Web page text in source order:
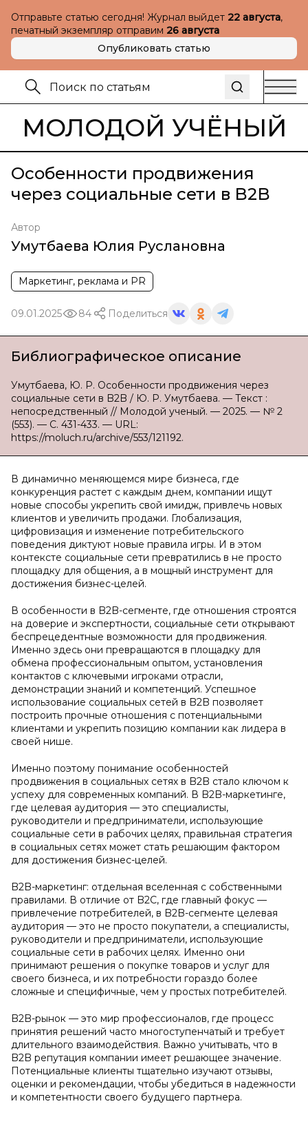
Отправьте статью сегодня! Журнал выйдет 22 августа,
печатный экземпляр отправим 26 августа
Опубликовать статью
МОЛОДОЙ УЧЁНЫЙ
Особенности продвижения
через социальные сети в B2B
Автор
Умутбаева Юлия Руслановна
Маркетинг, реклама и PR
09.01.2025 84 Поделиться
Библиографическое описание
Умутбаева, Ю. Р. Особенности продвижения через
социальные сети в B2B / Ю. Р. Умутбаева. — Текст :
непосредственный // Молодой ученый. — 2025. — № 2
(553). — С. 431-433. — URL:
https://moluch.ru/archive/553/121192.
В динамично меняющемся мире бизнеса, где
конкуренция растет с каждым днем, компании ищут
новые способы укрепить свой имидж, привлечь новых
клиентов и увеличить продажи. Глобализация,
цифровизация и изменение потребительского
поведения диктуют новые правила игры. И в этом
контексте социальные сети превратились в не просто
площадку для общения, а в мощный инструмент для
достижения бизнес-целей.
В особенности в B2B-сегменте, где отношения строятся
на доверие и экспертности, социальные сети открывают
беспрецедентные возможности для продвижения.
Именно здесь они превращаются в площадку для
обмена профессиональным опытом, установления
контактов с ключевыми игроками отрасли,
демонстрации знаний и компетенций. Успешное
использование социальных сетей в B2B позволяет
построить прочные отношения с потенциальными
клиентами и укрепить позицию компании как лидера в
своей нише.
Именно поэтому понимание особенностей
продвижения в социальных сетях в B2B стало ключом к
успеху для современных компаний. В B2B-маркетинге,
где целевая аудитория — это специалисты,
руководители и предприниматели, использующие
социальные сети в рабочих целях, правильная стратегия
в социальных сетях может стать решающим фактором
для достижения бизнес-целей.
B2B-маркетинг: отдельная вселенная с собственными
правилами. В отличие от B2C, где главный фокус —
привлечение потребителей, в B2B-сегменте целевая
аудитория — это не просто покупатели, а специалисты,
руководители и предприниматели, использующие
социальные сети в рабочих целях. Именно они
принимают решения о покупке товаров и услуг для
своего бизнеса, и их потребности гораздо более
сложные и специфичные, чем у простых потребителей.
B2B-рынок — это мир профессионалов, где процесс
принятия решений часто многоступенчатый и требует
длительного взаимодействия. Важно учитывать, что в
B2B репутация компании имеет решающее значение.
Потенциальные клиенты тщательно изучают отзывы,
оценки и рекомендации, чтобы убедиться в надежности
и компетентности своего будущего партнера.